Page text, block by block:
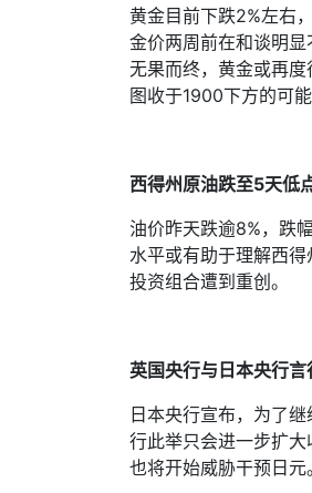
黄金目前下跌2%左右
金价两周前在和谈明
无果而终，黄金或再
图收于1900下方的可
西得州原油跌至5天低
油价昨天跌逾8%，跌
水平或有助于理解西
投资组合遭到重创。
英国央行与日本央行
日本央行宣布，为了
行此举只会进一步扩
也将开始威胁干预日元。